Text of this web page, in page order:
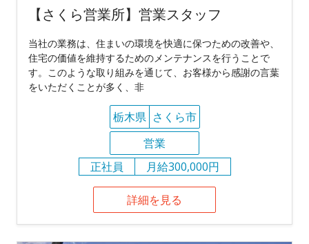
【さくら営業所】営業スタッフ
当社の業務は、住まいの環境を快適に保つための改善や、
住宅の価値を維持するためのメンテナンスを行うことで
す。このような取り組みを通じて、お客様から感謝の言葉
をいただくことが多く、非
栃木県 さくら市
営業
正社員
月給300,000円
詳細を見る